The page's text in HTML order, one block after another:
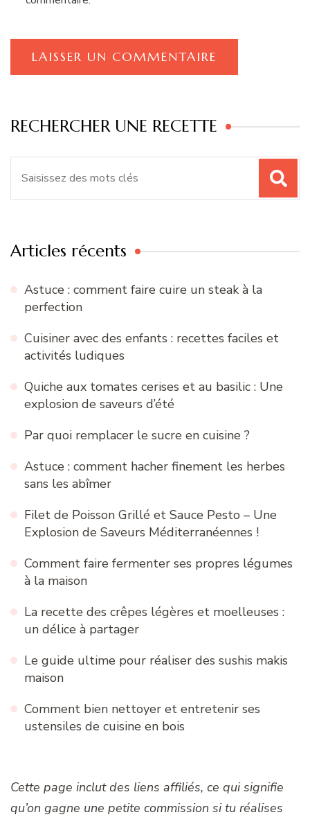
RECHERCHER UNE RECETTE
Articles récents
Astuce : comment faire cuire un steak à la
perfection
Cuisiner avec des enfants : recettes faciles et
activités ludiques
Quiche aux tomates cerises et au basilic : Une
explosion de saveurs d’été
Par quoi remplacer le sucre en cuisine ?
Astuce : comment hacher finement les herbes
sans les abîmer
Filet de Poisson Grillé et Sauce Pesto – Une
Explosion de Saveurs Méditerranéennes !
Comment faire fermenter ses propres légumes
à la maison
La recette des crêpes légères et moelleuses :
un délice à partager
Le guide ultime pour réaliser des sushis makis
maison
Comment bien nettoyer et entretenir ses
ustensiles de cuisine en bois
Cette page inclut des liens affiliés, ce qui signifie
qu’on gagne une petite commission si tu réalises